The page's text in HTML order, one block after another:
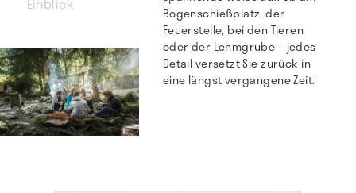
Bogenschießplatz, der
Feuerstelle, bei den Tieren
oder der Lehmgrube – jedes
Detail versetzt Sie zurück in
eine längst vergangene Zeit.